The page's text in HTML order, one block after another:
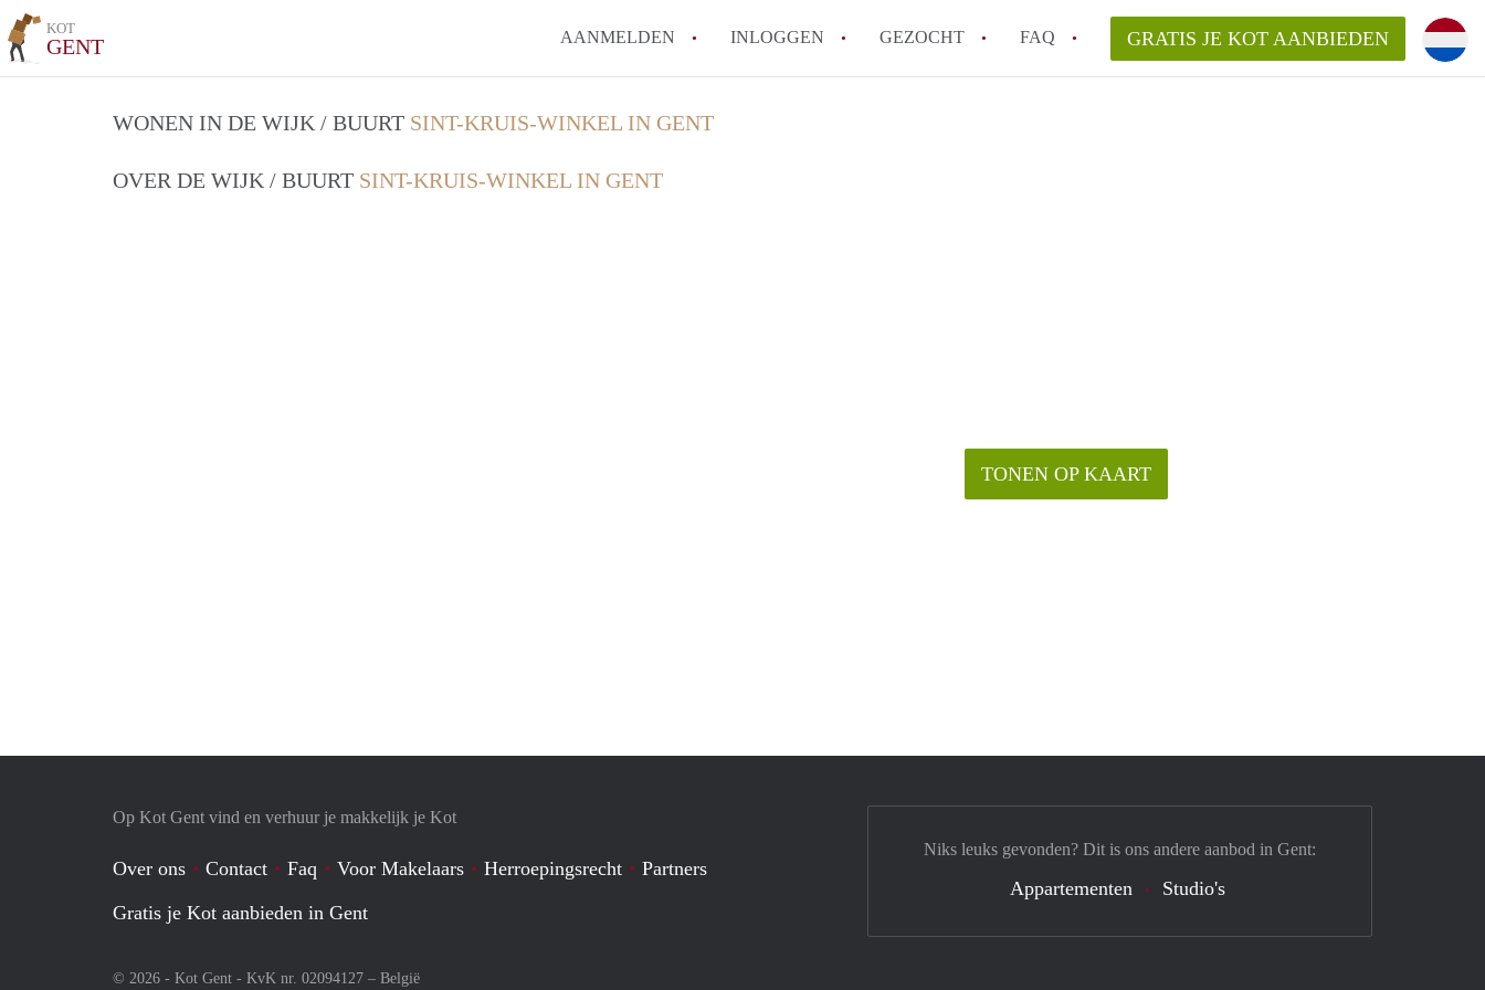
KOT
GENT AANMELDEN INLOGGEN GEZOCHT FAQ GRATIS JE KOT AANBIEDEN
WONEN IN DE WIJK / BUURT SINT-KRUIS-WINKEL IN GENT
OVER DE WIJK / BUURT SINT-KRUIS-WINKEL IN GENT
TONEN OP KAART
Op Kot Gent vind en verhuur je makkelijk je Kot
Over ons Contact Faq Voor Makelaars Herroepingsrecht
Partners
Gratis je Kot aanbieden in Gent
© 2026 - Kot Gent - KvK nr. 02094127 – België
Niks leuks gevonden? Dit is ons andere aanbod in Gent:
Appartementen Studio's